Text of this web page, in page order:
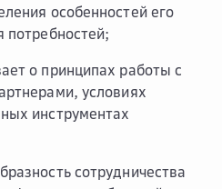
особенностей его
потребностей;
о принципах работы с
условиях
инструментах
сотрудничества